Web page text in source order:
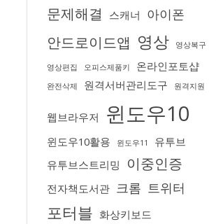
문제해결 스캐너 아이폰
안드로이드앱 영상 영상복구
영상편집 오피스제품키 온라인포토샵
완전삭제 원격서버관리도구 원격지원
웹브라우저 윈도우10
윈도우10활용 윈도우11
유투브
유투브스트리밍
이중인증
전자책도서관 크롬 트위터
포터블 화상키보드